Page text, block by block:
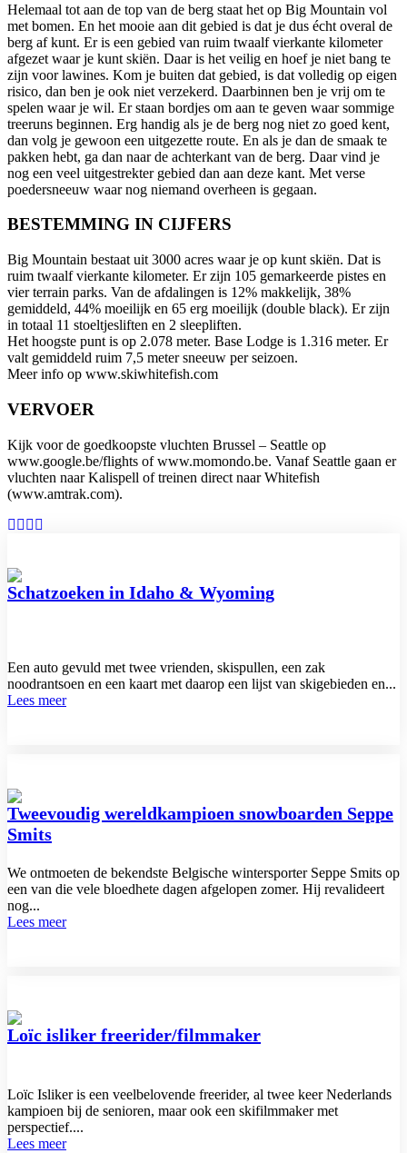
Helemaal tot aan de top van de berg staat het op Big Mountain vol
met bomen. En het mooie aan dit gebied is dat je dus écht overal de
berg af kunt. Er is een gebied van ruim twaalf vierkante kilometer
afgezet waar je kunt skiën. Daar is het veilig en hoef je niet bang te
zijn voor lawines. Kom je buiten dat gebied, is dat volledig op eigen
risico, dan ben je ook niet verzekerd. Daarbinnen ben je vrij om te
spelen waar je wil. Er staan bordjes om aan te geven waar sommige
treeruns beginnen. Erg handig als je de berg nog niet zo goed kent,
dan volg je gewoon een uitgezette route. En als je dan de smaak te
pakken hebt, ga dan naar de achterkant van de berg. Daar vind je
nog een veel uitgestrekter gebied dan aan deze kant. Met verse
poedersneeuw waar nog niemand overheen is gegaan.
BESTEMMING IN CIJFERS
Big Mountain bestaat uit 3000 acres waar je op kunt skiën. Dat is
ruim twaalf vierkante kilometer. Er zijn 105 gemarkeerde pistes en
vier terrain parks. Van de afdalingen is 12% makkelijk, 38%
gemiddeld, 44% moeilijk en 65 erg moeilijk (double black). Er zijn
in totaal 11 stoeltjesliften en 2 sleepliften.
Het hoogste punt is op 2.078 meter. Base Lodge is 1.316 meter. Er
valt gemiddeld ruim 7,5 meter sneeuw per seizoen.
Meer info op www.skiwhitefish.com
VERVOER
Kijk voor de goedkoopste vluchten Brussel – Seattle op
www.google.be/flights of www.momondo.be. Vanaf Seattle gaan er
vluchten naar Kalispell of treinen direct naar Whitefish
(www.amtrak.com).
Schatzoeken in Idaho & Wyoming
Een auto gevuld met twee vrienden, skispullen, een zak
noodrantsoen en een kaart met daarop een lijst van skigebieden en...
Lees meer
Tweevoudig wereldkampioen snowboarden Seppe
Smits
We ontmoeten de bekendste Belgische wintersporter Seppe Smits op
een van die vele bloedhete dagen afgelopen zomer. Hij revalideert
nog...
Lees meer
Loïc isliker freerider/filmmaker
Loïc Isliker is een veelbelovende freerider, al twee keer Nederlands
kampioen bij de senioren, maar ook een skifilmmaker met
perspectief....
Lees meer